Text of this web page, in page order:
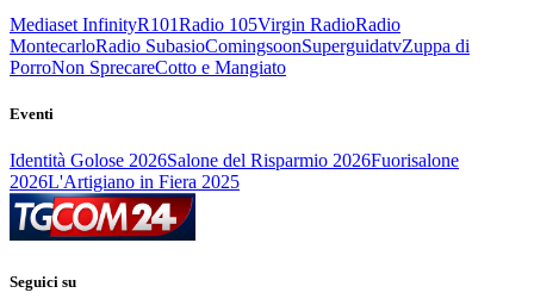
Mediaset InfinityR101Radio 105Virgin RadioRadio
MontecarloRadio SubasioComingsoonSuperguidatvZuppa di
PorroNon SprecareCotto e Mangiato
Eventi
Identità Golose 2026Salone del Risparmio 2026Fuorisalone
2026L'Artigiano in Fiera 2025
Seguici su